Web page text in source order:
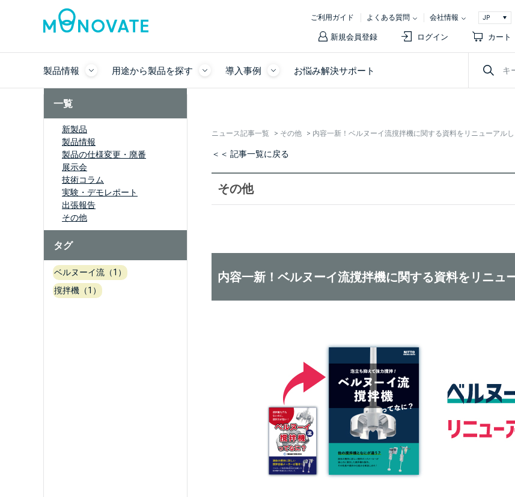
ご利用ガイド よくある質問 会社情報
新規会員登録 ログイン カート
製品情報 用途から製品を探す 導入事例 お悩み解決サポート
一覧
新製品
製品情報
製品の仕様変更・廃番
展示会
技術コラム
実験・デモレポート
出張報告
その他
タグ
ベルヌーイ流（1）
撹拌機（1）
ニュース記事一覧 > その他 > 内容一新！ベルヌーイ流撹拌機に関する資料をリニューアル
＜＜ 記事一覧に戻る
その他
内容一新！ベルヌーイ流撹拌機に関する資料をリニュ